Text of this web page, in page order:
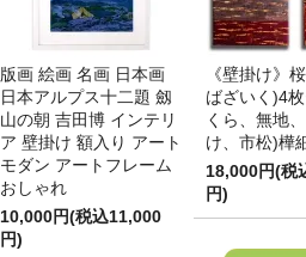
版画 絵画 名画 日本画
日本アルプス十二題 劔
山の朝 吉田博 インテリ
ア 壁掛け 額入り アート
モダン アートフレーム
おしゃれ
10,000円(税込11,000
円)
《壁掛け》
ばざいく)4
くら、無地
け、市松)樺
18,000円(税
円)